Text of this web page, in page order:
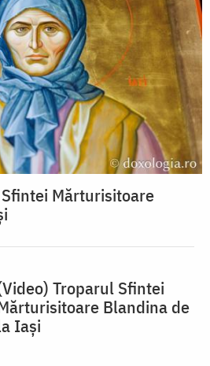
Mărturisitoare
Troparul Sfintei
Blandina de
Iași